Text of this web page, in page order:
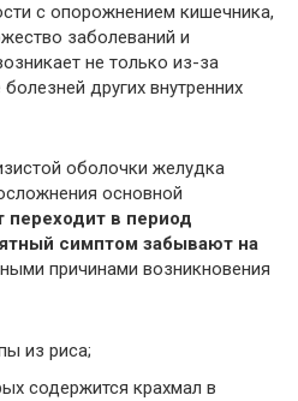
с опорожнением кишечника,
заболеваний и
не только из-за
других внутренних
оболочки желудка
основной
переходит в период
симптом забывают на
причинами возникновения
из риса;
содержится крахмал в